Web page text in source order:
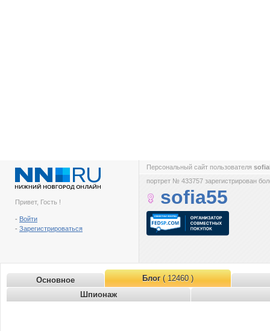
Привет, Гость !
- Войти
- Зарегистрироваться
Персональный сайт пользователя
портрет № 433757 зарегистрирован
sofia55
Основное Блог( 12460 )
Шпионаж